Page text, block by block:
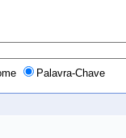
Palavra-Chave